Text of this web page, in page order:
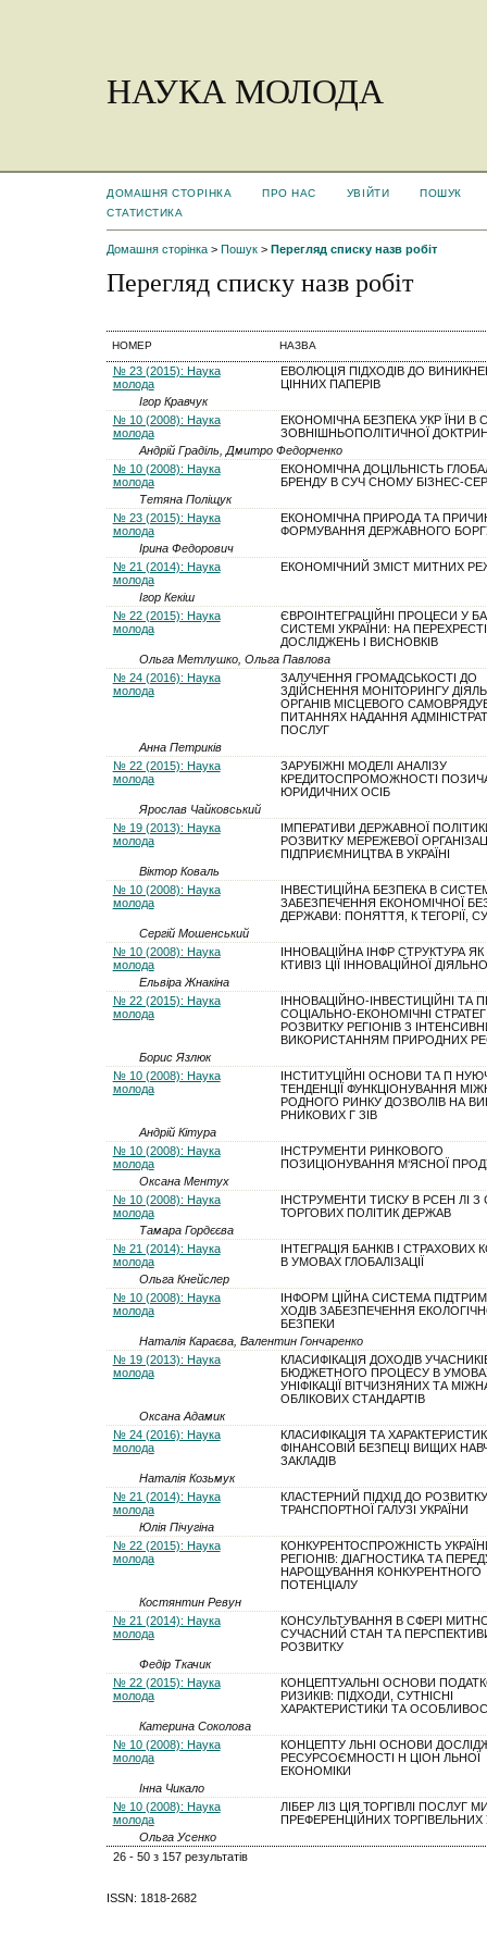
НАУКА МОЛОДА
ДОМАШНЯ СТОРІНКА ПРО НАС УВІЙТИ
ПОШУК
СТАТИСТИКА
Домашня сторінка > Пошук > Перегляд списку назв робіт
Перегляд списку назв робіт
НОМЕР НАЗВА
№ 23 (2015): Наука
молода
ЕВОЛЮЦІЯ ПІДХОДІВ ДО
ЦІННИХ ПАПЕРІВ
Ігор Кравчук
№ 10 (2008): Наука
молода
ЕКОНОМІЧНА БЕЗПЕКА УКР ЇНИ В
ЗОВНІШНЬОПОЛІТИЧНОЇ
Андрій Граділь, Дмитро Федорченко
№ 10 (2008): Наука
молода
ЕКОНОМІЧНА ДОЦІЛЬНІСТЬ
БРЕНДУ В СУЧ СНОМУ БІЗНЕС-
Тетяна Поліщук
№ 23 (2015): Наука
молода
ЕКОНОМІЧНА ПРИРОДА ТА
ФОРМУВАННЯ ДЕРЖАВНОГО
Ірина Федорович
№ 21 (2014): Наука
молода
ЕКОНОМІЧНИЙ ЗМІСТ МИТНИХ
Ігор Кекіш
№ 22 (2015): Наука
молода
ЄВРОІНТЕГРАЦІЙНІ ПРОЦЕСИ У
СИСТЕМІ УКРАЇНИ: НА ПЕРЕХРЕСТІ
ДОСЛІДЖЕНЬ І ВИСНОВКІВ
Ольга Метлушко, Ольга Павлова
№ 24 (2016): Наука
молода
ЗАЛУЧЕННЯ ГРОМАДСЬКОСТІ ДО
ЗДІЙСНЕННЯ МОНІТОРИНГУ
ОРГАНІВ МІСЦЕВОГО
ПИТАННЯХ НАДАННЯ
ПОСЛУГ
Анна Петриків
№ 22 (2015): Наука
молода
ЗАРУБІЖНІ МОДЕЛІ АНАЛІЗУ
КРЕДИТОСПРОМОЖНОСТІ
ЮРИДИЧНИХ ОСІБ
Ярослав Чайковський
№ 19 (2013): Наука
молода
ІМПЕРАТИВИ ДЕРЖАВНОЇ
РОЗВИТКУ МЕРЕЖЕВОЇ
ПІДПРИЄМНИЦТВА В УКРАЇНІ
Віктор Коваль
№ 10 (2008): Наука
молода
ІНВЕСТИЦІЙНА БЕЗПЕКА В
ЗАБЕЗПЕЧЕННЯ ЕКОНОМІЧНОЇ
ДЕРЖАВИ: ПОНЯТТЯ, К ТЕГОРІЇ,
Сергій Мошенський
№ 10 (2008): Наука
молода
ІННОВАЦІЙНА ІНФР СТРУКТУРА
КТИВІЗ ЦІЇ ІННОВАЦІЙНОЇ
Ельвіра Жнакіна
№ 22 (2015): Наука
молода
ІННОВАЦІЙНО-ІНВЕСТИЦІЙНІ ТА
СОЦІАЛЬНО-ЕКОНОМІЧНІ
РОЗВИТКУ РЕГІОНІВ З
ВИКОРИСТАННЯМ ПРИРОДНИХ
Борис Язлюк
№ 10 (2008): Наука
молода
ІНСТИТУЦІЙНІ ОСНОВИ ТА П
ТЕНДЕНЦІЇ ФУНКЦІОНУВАННЯ
РОДНОГО РИНКУ ДОЗВОЛІВ НА
РНИКОВИХ Г ЗІВ
Андрій Кітура
№ 10 (2008): Наука
молода
ІНСТРУМЕНТИ РИНКОВОГО
ПОЗИЦІОНУВАННЯ М‘ЯСНОЇ
Оксана Ментух
№ 10 (2008): Наука
молода
ІНСТРУМЕНТИ ТИСКУ В РСЕН ЛІ З
ТОРГОВИХ ПОЛІТИК ДЕРЖАВ
Тамара Гордєєва
№ 21 (2014): Наука
молода
ІНТЕГРАЦІЯ БАНКІВ І СТРАХОВИХ
В УМОВАХ ГЛОБАЛІЗАЦІЇ
Ольга Кнейслер
№ 10 (2008): Наука
молода
ІНФОРМ ЦІЙНА СИСТЕМА
ХОДІВ ЗАБЕЗПЕЧЕННЯ
БЕЗПЕКИ
Наталія Караєва, Валентин Гончаренко
№ 19 (2013): Наука
молода
КЛАСИФІКАЦІЯ ДОХОДІВ
БЮДЖЕТНОГО ПРОЦЕСУ В
УНІФІКАЦІЇ ВІТЧИЗНЯНИХ ТА
ОБЛІКОВИХ СТАНДАРТІВ
Оксана Адамик
№ 24 (2016): Наука
молода
КЛАСИФІКАЦІЯ ТА
ФІНАНСОВІЙ БЕЗПЕЦІ ВИЩИХ
ЗАКЛАДІВ
Наталія Козьмук
№ 21 (2014): Наука
молода
КЛАСТЕРНИЙ ПІДХІД ДО РОЗВИТКУ
ТРАНСПОРТНОЇ ГАЛУЗІ УКРАЇНИ
Юлія Пічугіна
№ 22 (2015): Наука
молода
КОНКУРЕНТОСПРОЖНІСТЬ УКРАЇНИ
РЕГІОНІВ: ДІАГНОСТИКА ТА
НАРОЩУВАННЯ КОНКУРЕНТНОГО
ПОТЕНЦІАЛУ
Костянтин Ревун
№ 21 (2014): Наука
молода
КОНСУЛЬТУВАННЯ В СФЕРІ
СУЧАСНИЙ СТАН ТА
РОЗВИТКУ
Федір Ткачик
№ 22 (2015): Наука
молода
КОНЦЕПТУАЛЬНІ ОСНОВИ
РИЗИКІВ: ПІДХОДИ, СУТНІСНІ
ХАРАКТЕРИСТИКИ ТА
Катерина Соколова
№ 10 (2008): Наука
молода
КОНЦЕПТУ ЛЬНІ ОСНОВИ
РЕСУРСОЄМНОСТІ Н ЦІОН ЛЬНОЇ
ЕКОНОМІКИ
Інна Чикало
№ 10 (2008): Наука
молода
ЛІБЕР ЛІЗ ЦІЯ ТОРГІВЛІ ПОСЛУГ
ПРЕФЕРЕНЦІЙНИХ ТОРГІВЕЛЬНИХ
Ольга Усенко
26 - 50 з 157 результатів
ISSN: 1818-2682